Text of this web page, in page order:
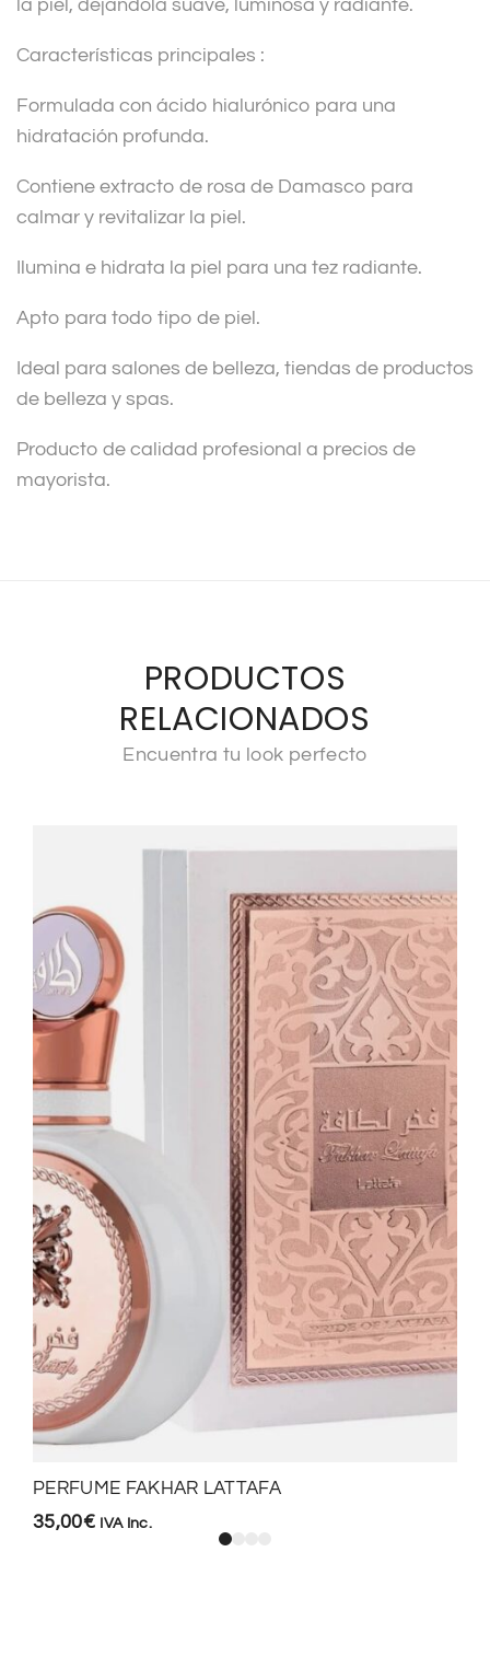
la piel, dejándola suave, luminosa y radiante.
Características principales :
Formulada con ácido hialurónico para una
hidratación profunda.
Contiene extracto de rosa de Damasco para
calmar y revitalizar la piel.
Ilumina e hidrata la piel para una tez radiante.
Apto para todo tipo de piel.
Ideal para salones de belleza, tiendas de productos
de belleza y spas.
Producto de calidad profesional a precios de
mayorista.
PRODUCTOS
RELACIONADOS
Encuentra tu look perfecto
PERFUME FAKHAR LATTAFA
35,00€ IVA Inc.